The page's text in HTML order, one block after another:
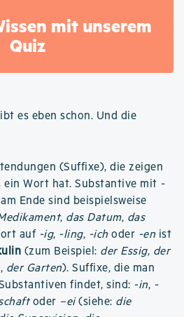
mit unserem
Quiz
es eben schon. Und die
(Suffixe), die zeigen
ein Wort hat. Substantive mit -
am Ende sind beispielsweise
, das Datum, das
auf -ig, -ling, -ich oder -en ist
(zum Beispiel: der Essig, der
, der Garten). Suffixe, die man
findet, sind: -in, -
oder –ei(siehe: die